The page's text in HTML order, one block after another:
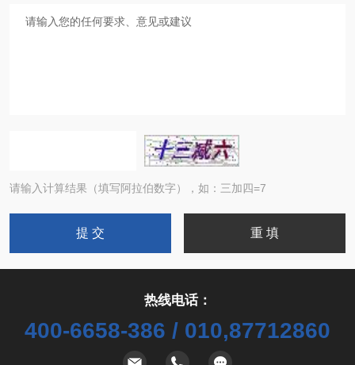
请输入计算结果（填写阿拉伯数字），如：三加四=7
热线电话：
400-6658-386 / 010,87712860